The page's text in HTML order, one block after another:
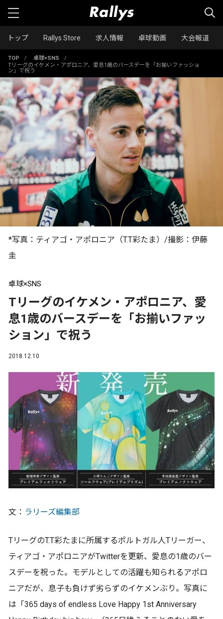
トップ Rallys Store 求人情報 卓球動画 大会報道
TOP / 卓球×SNS
/
Tリーグのイケメン・アポロニア、愛息1歳のバースデーを「お揃いファッショ
ン」で祝う
*写真：ティアゴ・アポロニア（T.T彩たま）/撮影：伊藤
圭
卓球×SNS
Tリーグのイケメン・アポロニア、愛
息1歳のバースデーを「お揃いファッ
ション」で祝う
2018.12.10
文： ラリーズ編集部
TリーグのT.T彩たまに所属するポルトガル人Tリーガー、
ティアゴ・アポロニアがTwitterを更新、愛息の1歳のバー
スデーを祝った。モデルとしての活躍も知られるアポロ
ニアだが、息子も負けず劣らずのイケメンぶり。写真に
は「365 days of endless Love Happy 1st Anniversary